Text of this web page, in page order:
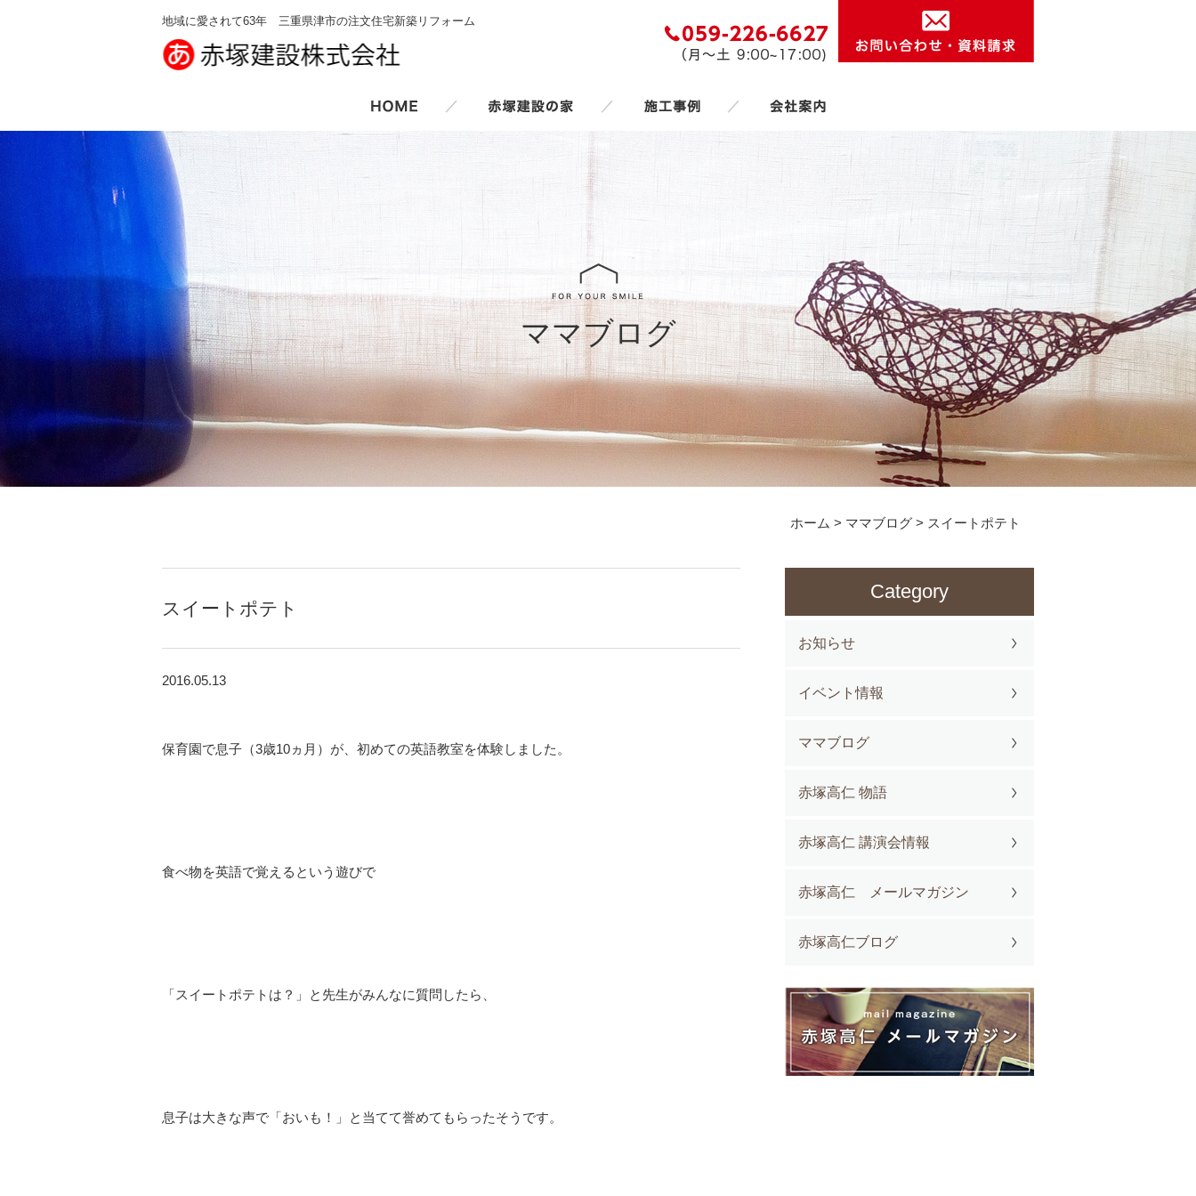
地域に愛されて63年 三重県津市の注文住宅新築リフォーム
／ ／ ／
ママブログ
ホーム > ママブログ > スイートポテト
スイートポテト
2016.05.13
保育園で息子（3歳10ヵ月）が、初めての英語教室を体験しました。
食べ物を英語で覚えるという遊びで
「スイートポテトは？」と先生がみんなに質問したら、
息子は大きな声で「おいも！」と当てて誉めてもらったそうです。
Category
お知らせ
イベント情報
ママブログ
赤塚高仁 物語
赤塚高仁 講演会情報
赤塚高仁 メールマガジン
赤塚高仁ブログ